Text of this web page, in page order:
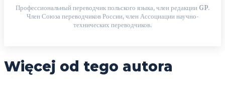
Профессиональный переводчик польского языка, член редакции GP.
Член Союза переводчиков России, член Ассоциации научно-
технических переводчиков.
Więcej od tego autora